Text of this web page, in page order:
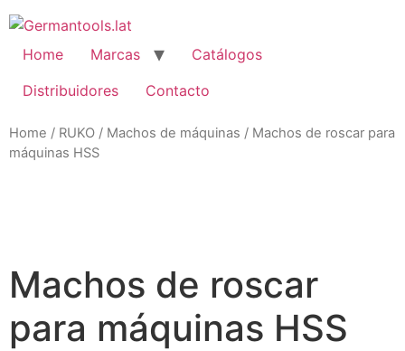
Skip
to
content
Home Marcas
Catálogos
Distribuidores
Contacto
Home / RUKO / Machos de máquinas / Machos de roscar para
máquinas HSS
Machos de roscar
para máquinas HSS